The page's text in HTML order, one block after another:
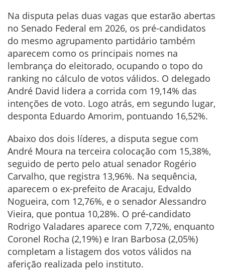
Na disputa pelas duas vagas que estarão abertas
no Senado Federal em 2026, os pré-candidatos
do mesmo agrupamento partidário também
aparecem como os principais nomes na
lembrança do eleitorado, ocupando o topo do
ranking no cálculo de votos válidos. O delegado
André David lidera a corrida com 19,14% das
intenções de voto. Logo atrás, em segundo lugar,
desponta Eduardo Amorim, pontuando 16,52%.
Abaixo dos dois líderes, a disputa segue com
André Moura na terceira colocação com 15,38%,
seguido de perto pelo atual senador Rogério
Carvalho, que registra 13,96%. Na sequência,
aparecem o ex-prefeito de Aracaju, Edvaldo
Nogueira, com 12,76%, e o senador Alessandro
Vieira, que pontua 10,28%. O pré-candidato
Rodrigo Valadares aparece com 7,72%, enquanto
Coronel Rocha (2,19%) e Iran Barbosa (2,05%)
completam a listagem dos votos válidos na
aferição realizada pelo instituto.